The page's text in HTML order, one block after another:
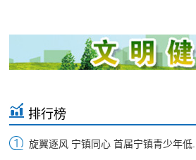
排行榜
旋翼逐风 宁镇同心 首届宁镇青少年低...